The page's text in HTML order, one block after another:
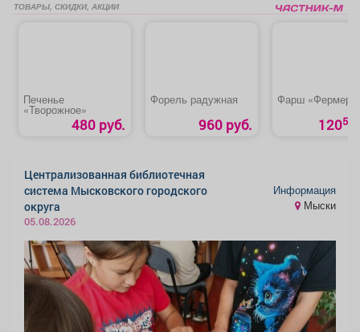
ТОВАРЫ, СКИДКИ, АКЦИИ
Печенье
«Творожное»
480 руб.
Форель радужная
960 руб.
Фарш
12050
Централизованная библиотечная
система Мысковского городского
округа
05.08.2026
Информация
Мыски